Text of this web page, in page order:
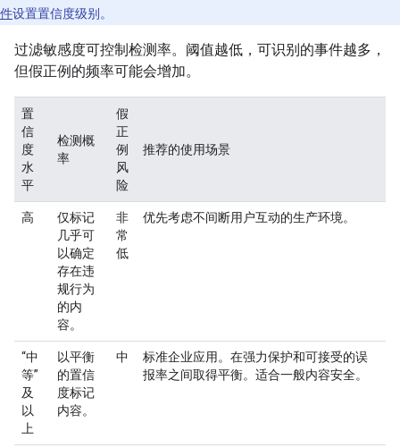
件设置置信度级别。
过滤敏感度可控制检测率。阈值越低，可识别的事件越多，
但假正例的频率可能会增加。
置
信
度
水
平
检测概
率
假
正
例
风
险
推荐的使用场景
高
仅标记
几乎可
以确定
存在违
规行为
的内
容。
非
常
低
优先考虑不间断用户互动的生产环境。
“中
等”
及
以
上
以平衡
的置信
度标记
内容。
中
标准企业应用。在强力保护和可接受的误
报率之间取得平衡。适合一般内容安全。